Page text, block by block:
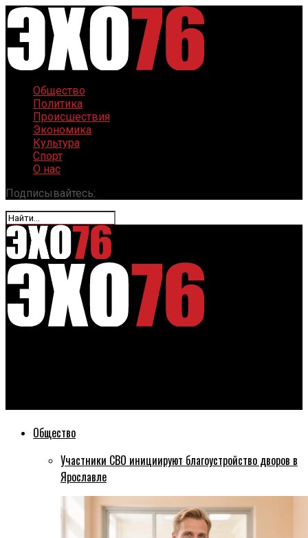
Общество
Политика
Происшествия
Экономика
Культура
Спорт
О нас
Подписывайтесь:
Общество
Участники СВО инициируют благоустройство дворов в
Ярославле